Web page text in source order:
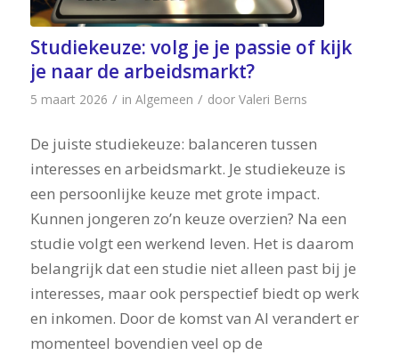
Studiekeuze: volg je je passie of kijk
je naar de arbeidsmarkt?
5 maart 2026 / in Algemeen / door Valeri Berns
De juiste studiekeuze: balanceren tussen
interesses en arbeidsmarkt. Je studiekeuze is
een persoonlijke keuze met grote impact.
Kunnen jongeren zo’n keuze overzien? Na een
studie volgt een werkend leven. Het is daarom
belangrijk dat een studie niet alleen past bij je
interesses, maar ook perspectief biedt op werk
en inkomen. Door de komst van AI verandert er
momenteel bovendien veel op de